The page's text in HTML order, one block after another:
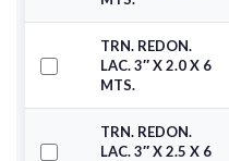
TRN. REDON.
LAC. 3″ X 2.0 X 6
MTS.
TRN. REDON.
LAC. 3″ X 2.5 X 6